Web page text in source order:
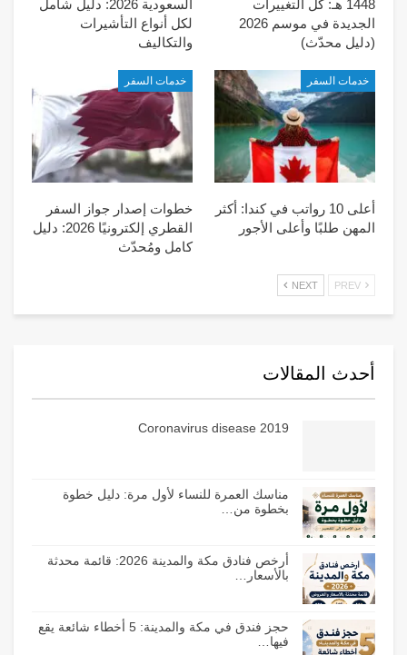
1448 هـ: كل التغييرات
الجديدة في موسم 2026
(دليل محدّث)
السعودية 2026: دليل شامل
لكل أنواع التأشيرات
والتكاليف
خدمات السفر
أعلى 10 رواتب في كندا: أكثر
المهن طلبًا وأعلى الأجور
خدمات السفر
خطوات إصدار جواز السفر
القطري إلكترونيًا 2026: دليل
كامل ومُحدّث
NEXT
أحدث المقالات
Coronavirus disease 2019
مناسك العمرة للنساء لأول مرة: دليل خطوة
بخطوة من…
أرخص فنادق مكة والمدينة 2026: قائمة محدثة
بالأسعار…
حجز فندق في مكة والمدينة: 5 أخطاء شائعة يقع
فيها…